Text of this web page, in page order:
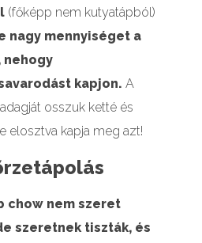
(főképp nem kutyatápból)
nagy mennyiséget a
nehogy
kapjon. A
osszuk ketté és
elosztva kapja meg azt!
chow nem szeret
szeretnek tiszták, és